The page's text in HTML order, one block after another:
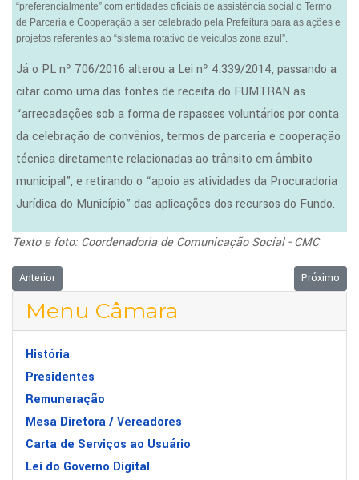
“preferencialmente” com entidades oficiais de assistência social o Termo
de Parceria e Cooperação a ser celebrado pela Prefeitura para as ações e
projetos referentes ao “sistema rotativo de veículos zona azul”.
Já o PL nº 706/2016 alterou a Lei nº 4.339/2014, passando a
citar como uma das fontes de receita do FUMTRAN as
“arrecadações sob a forma de rapasses voluntários por conta
da celebração de convênios, termos de parceria e cooperação
técnica diretamente relacionadas ao trânsito em âmbito
municipal”, e retirando o “apoio as atividades da Procuradoria
Jurídica do Município” das aplicações dos recursos do Fundo.
Texto e foto: Coordenadoria de Comunicação Social - CMC
Artigo anterior: Comunicador, policial federal e secretário estadual
Anterior Próximo
Próximo
Menu Câmara
História
Presidentes
Remuneração
Mesa Diretora / Vereadores
Carta de Serviços ao Usuário
Lei do Governo Digital